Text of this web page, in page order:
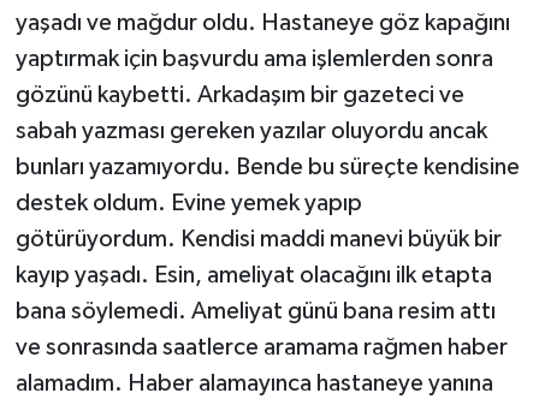
yaşadı ve mağdur oldu. Hastaneye göz kapağını
yaptırmak için başvurdu ama işlemlerden sonra
gözünü kaybetti. Arkadaşım bir gazeteci ve
sabah yazması gereken yazılar oluyordu ancak
bunları yazamıyordu. Bende bu süreçte kendisine
destek oldum. Evine yemek yapıp
götürüyordum. Kendisi maddi manevi büyük bir
kayıp yaşadı. Esin, ameliyat olacağını ilk etapta
bana söylemedi. Ameliyat günü bana resim attı
ve sonrasında saatlerce aramama rağmen haber
alamadım. Haber alamayınca hastaneye yanına